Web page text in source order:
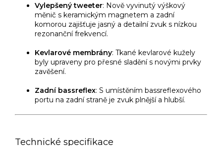
Vylepšený tweeter: Nově vyvinutý výškový
měnič s keramickým magnetem a zadní
komorou zajišťuje jasný a detailní zvuk s nízkou
rezonanční frekvencí.
Kevlarové membrány: Tkané kevlarové kužely
byly upraveny pro přesné sladění s novými prvky
zavěšení.
Zadní bassreflex: S umístěním bassreflexového
portu na zadní straně je zvuk plnější a hlubší.
Technické specifikace